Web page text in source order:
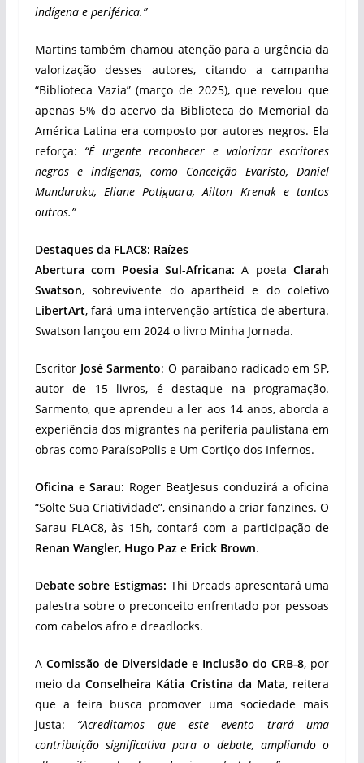
indígena e periférica.”
Martins também chamou atenção para a urgência da
valorização desses autores, citando a campanha
“Biblioteca Vazia” (março de 2025), que revelou que
apenas 5% do acervo da Biblioteca do Memorial da
América Latina era composto por autores negros. Ela
reforça: “É urgente reconhecer e valorizar escritores
negros e indígenas, como Conceição Evaristo, Daniel
Munduruku, Eliane Potiguara, Ailton Krenak e tantos
outros.”
Destaques da FLAC8: Raízes
Abertura com Poesia Sul-Africana: A poetaClarah
Swatson, sobrevivente do apartheid e do coletivo
LibertArt, fará uma intervenção artística de abertura.
Swatson lançou em 2024 o livro Minha Jornada.
Escritor José Sarmento: O paraibano radicado em SP,
autor de 15 livros, é destaque na programação.
Sarmento, que aprendeu a ler aos 14 anos, aborda a
experiência dos migrantes na periferia paulistana em
obras como ParaísoPolis e Um Cortiço dos Infernos.
Oficina e Sarau: Roger BeatJesus conduzirá a oficina
“Solte Sua Criatividade”, ensinando a criar fanzines. O
Sarau FLAC8, às 15h, contará com a participação de
Renan Wangler, Hugo Paze Erick Brown.
Debate sobre Estigmas: Thi Dreads apresentará uma
palestra sobre o preconceito enfrentado por pessoas
com cabelos afro e dreadlocks.
A Comissão de Diversidade e Inclusão do CRB-8, por
meio daConselheira Kátia Cristina da Mata, reitera
que a feira busca promover uma sociedade mais
justa: “Acreditamos que este evento trará uma
contribuição significativa para o debate, ampliando o